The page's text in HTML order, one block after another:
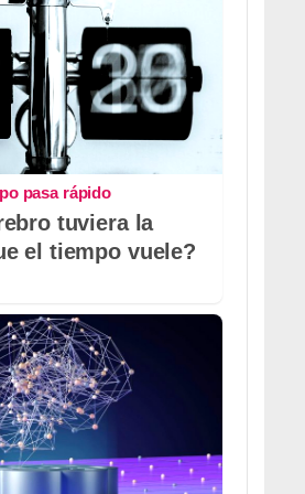
pasa rápido
tuviera la
el tiempo vuele?